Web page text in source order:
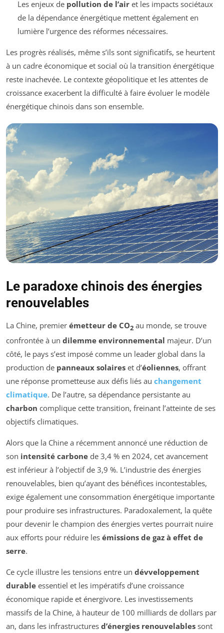
Les enjeux de pollution de l’airet les impacts sociétaux
de la dépendance énergétique mettent également en
lumière l’urgence des réformes nécessaires.
Les progrès réalisés, même s’ils sont significatifs, se heurtent
à un cadre économique et social où la transition énergétique
reste inachevée. Le contexte géopolitique et les attentes de
croissance exacerbent la difficulté à faire évoluer le modèle
énergétique chinois dans son ensemble.
Le paradoxe chinois des énergies
renouvelables
La Chine, premier émetteur de CO2 au monde, se trouve
confrontée à un dilemme environnemental majeur. D’un
côté, le pays s’est imposé comme un leader global dans la
production de panneaux solaires et d’éoliennes, offrant
une réponse prometteuse aux défis liés au changement
climatique. De l’autre, sa dépendance persistante au
charbon complique cette transition, freinant l’atteinte de ses
objectifs climatiques.
Alors que la Chine a récemment annoncé une réduction de
son intensité carbone de 3,4 % en 2024, cet avancement
est inférieur à l’objectif de 3,9 %. L’industrie des énergies
renouvelables, bien qu’ayant des bénéfices incontestables,
exige également une consommation énergétique importante
pour produire ses infrastructures. Paradoxalement, la quête
pour devenir le champion des énergies vertes pourrait nuire
aux efforts pour réduire les émissions de gaz à effet de
serre.
Ce cycle illustre les tensions entre un dévveloppement
durable essentiel et les impératifs d’une croissance
économique rapide et énergivore. Les investissements
massifs de la Chine, à hauteur de 100 milliards de dollars par
an, dans les infrastructures d’énergies renouvelables sont